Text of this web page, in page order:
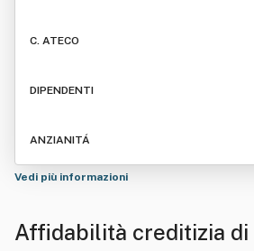
C. ATECO
DIPENDENTI
ANZIANITÁ
Vedi più informazioni
Affidabilità creditizia di